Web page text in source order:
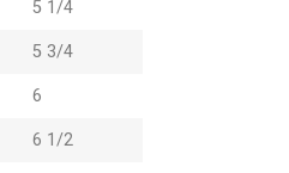
5 1/4
5 3/4
6
6 1/2